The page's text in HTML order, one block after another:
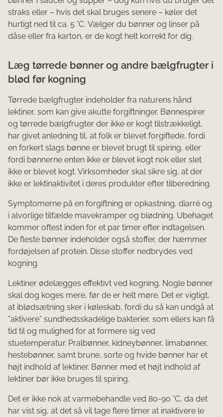
straks eller – hvis det skal bruges senere – køler det
hurtigt ned til ca. 5 °C. Vælger du bønner og linser på
dåse eller fra karton, er de kogt helt korrekt for dig.
Læg tørre​de bønner og ​​andre bælgfrugter i
blød før kogning
Tørrede bælgfrugter indeholder fra naturens hånd
lektiner, som kan give akutte forgiftninger. Bønnespire​r
og tørrede bælgfrugter der ikke er kogt tilstrækkeligt,
har givet anledning til, at folk er blevet forgiftede, fordi
en forkert slags bønne er blevet brugt til spiring, eller
fordi bønnerne enten ikke er blevet kogt nok eller slet
ikke er blevet kogt. Virksomheder skal sikre sig, at der
ikke er lektinaktivitet i deres produkter efter tilberedning.
Symptomerne på en forgiftning er opkastning, diarré og
i alvorlige tilfælde mavekramper og blø​​dning. Ubehaget
kommer oftest inden for et par timer efter indtagelsen.
De fleste bønner indeholder også stoffer, der hæmmer
fordøjelsen af protein. Disse stoffer nedbrydes ved
kogning.
Lektiner ødelægges effektivt ved kogning. ​Nogle bønner
skal dog koges mere, før de er helt møre. Det er vigtigt,
at iblødsætning sker i køleskab, fordi du så kan undgå at
”aktivere” sundhedsskadelige bakterier, som ellers kan få
tid t​​​il og mulighed for at formere sig ved
stuetemperatur. Pralbønner, kidneybønner, limabønner,
hestebønner, samt brune, sorte og hvide bønner har et
højt indhold af lektiner. Bønner med et højt indhold af
lektiner bør ikke bruges til spiring.
Det er ikke nok at varmebehandle ved 80-90 °C, da det
har vist sig, at det så vil tage flere timer at inaktivere le​​​